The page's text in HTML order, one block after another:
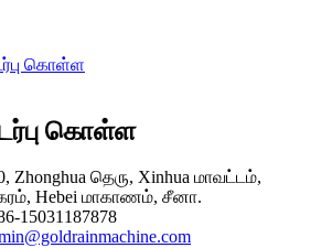
கொள்ள
கொள்ள
Zhonghua தெரு, Xinhua மாவட்டம்,
Hebei மாகாணம், சீனா.
15031187878